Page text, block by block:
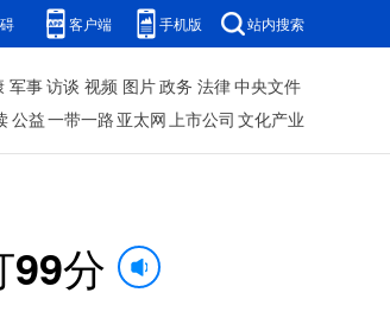
客户端 手机版 站内搜索
军事访谈 视频 图片政务 法律中央文件
公益一带一路 亚太网上市公司 文化产业
99分